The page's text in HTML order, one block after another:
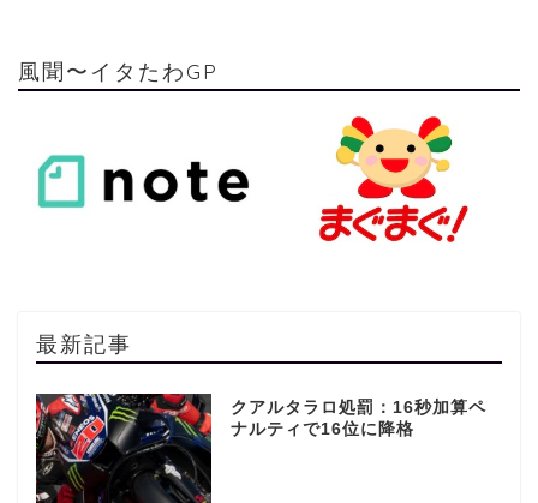
風聞〜イタたわGP
最新記事
クアルタラロ処罰：16秒加算ペ
ナルティで16位に降格